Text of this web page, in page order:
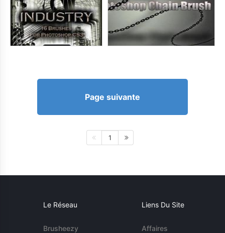
Page suivante
1
Le Réseau
Brusheezy
Liens Du Site
Affaires